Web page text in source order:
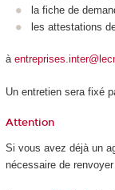
la fiche de
les attestations
à
Un entretien sera fixé
Attention
Si vous avez déjà un
nécessaire de